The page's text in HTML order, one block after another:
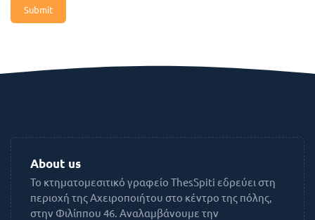
Submit
About us
Το κτηματομεσιτικό γραφείο ThesSpiti εδρεύει στη
περιοχή της Αχειροποιήτου στο κέντρο της πόλης,
στην Φιλίππου 46. Αναλαμβάνουμε την